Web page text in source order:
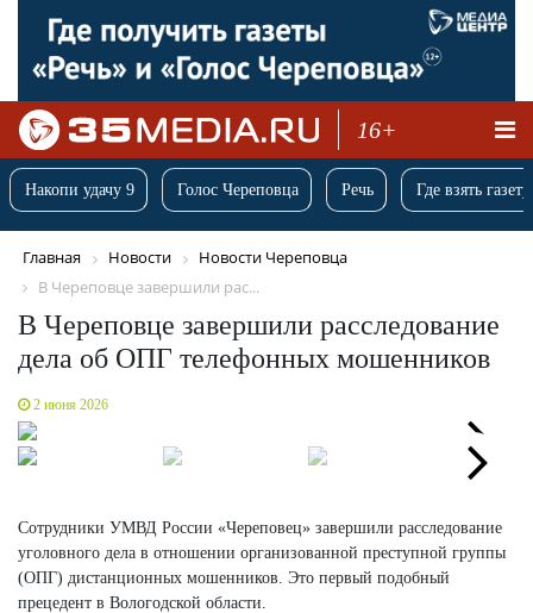
16+
Накопи удачу 9 Голос Череповца Речь Где взять
Главная Новости
Новости Череповца
В Череповце завершили рас...
В Череповце завершили расследование
дела об ОПГ телефонных мошенников
2 июня 2026
Next
Сотрудники УМВД России «Череповец» завершили расследование
уголовного дела в отношении организованной преступной группы
(ОПГ) дистанционных мошенников. Это первый подобный
прецедент в Вологодской области.